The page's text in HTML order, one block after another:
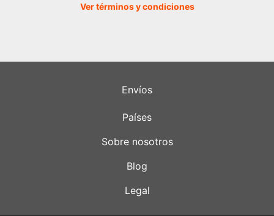
Ver términos y condiciones
Envíos
Países
Sobre nosotros
Blog
Legal